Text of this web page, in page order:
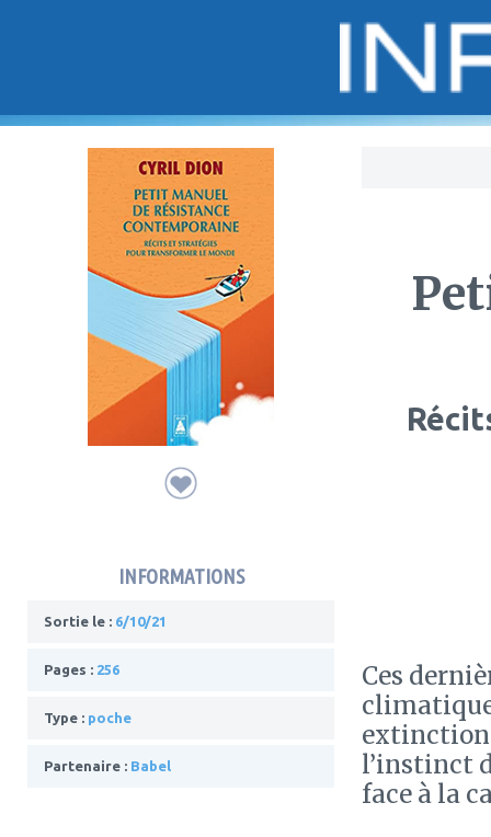
INFORMATIONS
Sortie le : 6/10/21
Pages : 256
Type : poche
Partenaire : Babel
Ces
extinction
l’instinct
face à la